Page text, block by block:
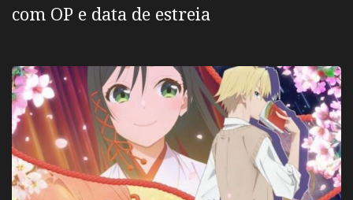
com OP e data de estreia